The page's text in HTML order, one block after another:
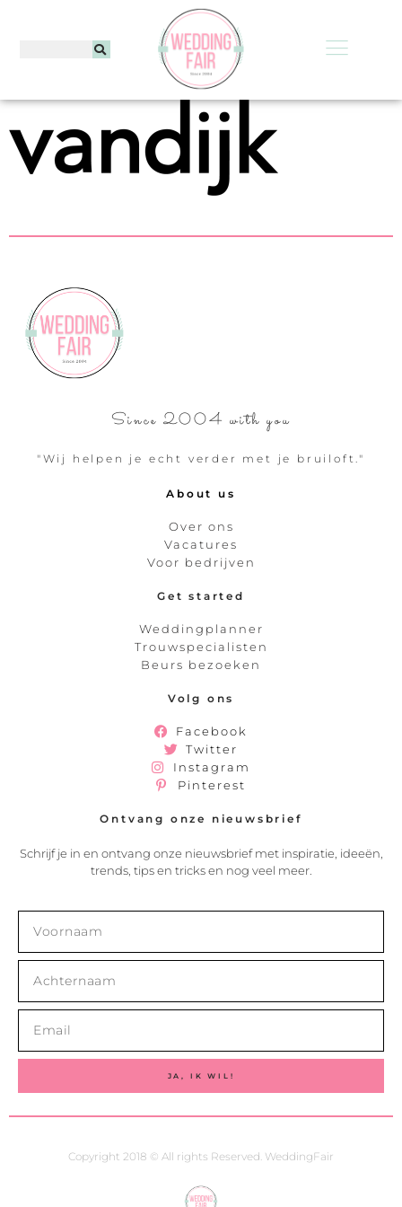
Since 2004 with you
"Wij helpen je echt verder met je bruiloft."
About us
Over ons
Vacatures
Voor bedrijven
Get started
Weddingplanner
Trouwspecialisten
Beurs bezoeken
Volg ons
Facebook
Twitter
Instagram
Pinterest
Ontvang onze nieuwsbrief
Schrijf je in en ontvang onze nieuwsbrief met inspiratie, ideeën,
trends, tips en tricks en nog veel meer.
JA, IK WIL!
Copyright 2018 © All rights Reserved. WeddingFair